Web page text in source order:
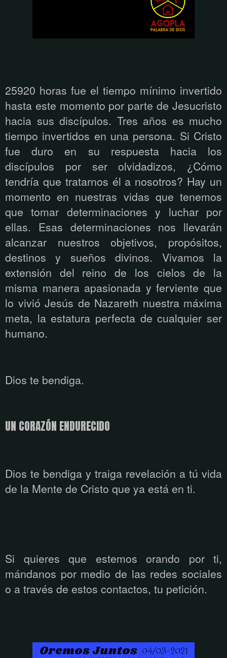
25920 horas fue el tiempo mínimo invertido
hasta este momento por parte de Jesucristo
hacia sus discípulos. Tres años es mucho
tiempo invertidos en una persona. Si Cristo
fue duro en su respuesta hacia los
discípulos por ser olvidadizos, ¿Cómo
tendría que tratarnos él a nosotros? Hay un
momento en nuestras vidas que tenemos
que tomar determinaciones y luchar por
ellas. Esas determinaciones nos llevarán
alcanzar nuestros objetivos, propósitos,
destinos y sueños divinos. Vivamos la
extensión del reino de los cielos de la
misma manera apasionada y ferviente que
lo vivió Jesús de Nazareth nuestra máxima
meta, la estatura perfecta de cualquier ser
humano.
Dios te bendiga.
UN CORAZÓN ENDURECIDO
Dios te bendiga y traiga revelación a tú vida
de la Mente de Cristo que ya está en ti.
Si quieres que estemos orando por ti,
mándanos por medio de las redes sociales
o a través de estos contactos, tu petición.